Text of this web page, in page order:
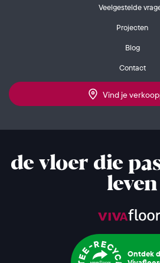
Veelgestelde
Projecten
Blog
Contact
Vind je
de vloer die
leven
Ontdek